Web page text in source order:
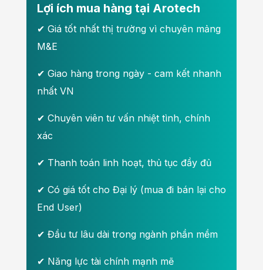
Lợi ích mua hàng tại Arotech
✔ Giá tốt nhất thị trường vì chuyên mảng
M&E
✔ Giao hàng trong ngày - cam kết nhanh
nhất VN
✔ Chuyên viên tư vấn nhiệt tình, chính
xác
✔ Thanh toán linh hoạt, thủ tục đầy đủ
✔ Có giá tốt cho Đại lý (mua đi bán lại cho
End User)
✔ Đầu tư lâu dài trong ngành phần mềm
✔ Năng lực tài chính mạnh mẽ